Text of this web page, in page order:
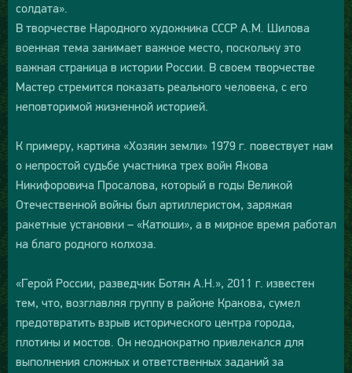
солдата».
В творчестве Народного художника СССР А.М. Шилова
военная тема занимает важное место, поскольку это
важная страница в истории России. В своем творчестве
Мастер стремится показать реального человека, с его
неповторимой жизненной историей.
К примеру, картина «Хозяин земли» 1979 г. повествует нам
о непростой судьбе участника трех войн Якова
Никифоровича Просалова, который в годы Великой
Отечественной войны был артиллеристом, заряжая
ракетные установки – «Катюши», а в мирное время работал
на благо родного колхоза.
«Герой России, разведчик Ботян А.Н.», 2011 г. известен
тем, что, возглавляя группу в районе Кракова, сумел
предотвратить взрыв исторического центра города,
плотины и мостов. Он неоднократно привлекался для
выполнения сложных и ответственных заданий за